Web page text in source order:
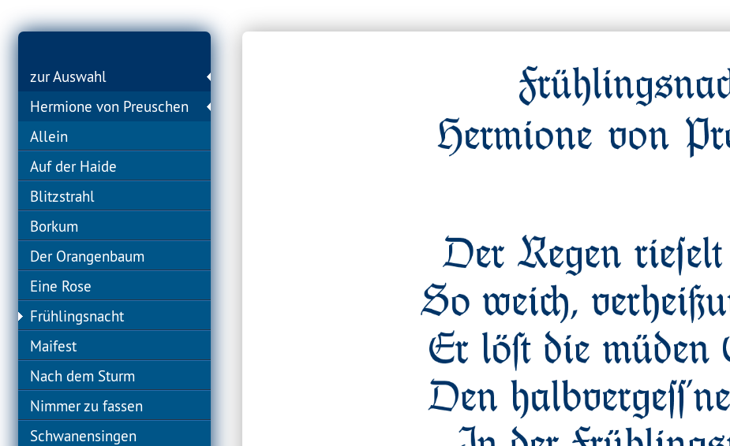
zur Auswahl
Hermione von Preuschen
Allein
Auf der Haide
Blitzstrahl
Borkum
Der Orangenbaum
Eine Rose
Frühlingsnacht
Maifest
Nach dem Sturm
Nimmer zu fassen
Schwanensingen